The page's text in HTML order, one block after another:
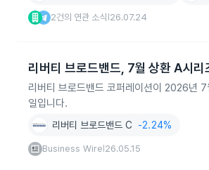
2건의 연관 소식 26.07.24
리버티 브로드밴드, 7월 상환 A시리
리버티 브로드밴드 코퍼레이션이 2026년
일입니다.
리버티 브로드밴드 C -2.24%
Business Wire 26.05.15